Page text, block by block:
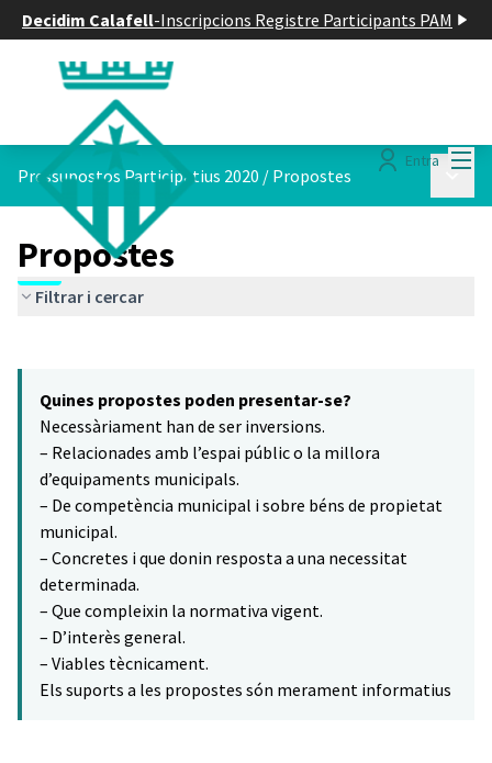
Decidim Calafell-Inscripcions Registre Participants PAM
Entra
Pressupostos Participatius 2020 / Propostes
Propostes
Filtrar i cercar
−
Quines propostes poden presentar-se?
Necessàriament han de ser inversions.
– Relacionades amb l’espai públic o la millora
d’equipaments municipals.
– De competència municipal i sobre béns de propietat
municipal.
– Concretes i que donin resposta a una necessitat
determinada.
– Que compleixin la normativa vigent.
– D’interès general.
– Viables tècnicament.
Els suports a les propostes són merament informatius